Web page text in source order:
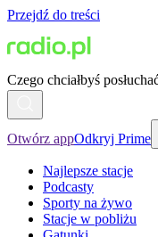
Przejdź do treści
Czego chciałbyś
Otwórz appOdkryj Prime
Najlepsze stacje
Podcasty
Sporty na żywo
Stacje w pobliżu